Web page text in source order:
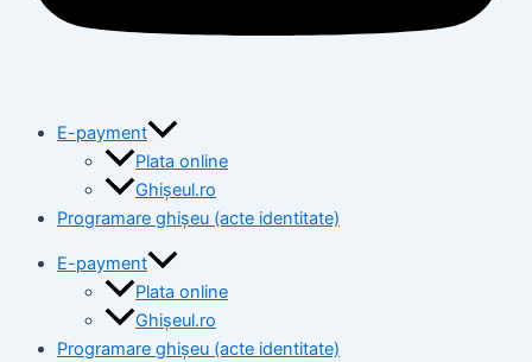
E-payment
Plata online
Ghișeul.ro
Programare ghișeu (acte identitate)
E-payment
Plata online
Ghișeul.ro
Programare ghișeu (acte identitate)